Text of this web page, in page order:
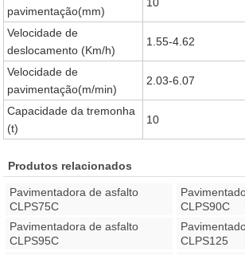
pavimentação(mm)
Velocidade de
deslocamento (Km/h)
1.55-4.62
Velocidade de
pavimentação(m/min)
2.03-6.07
Capacidade da tremonha
(t)
10
Produtos relacionados
Pavimentadora de asfalto
CLPS75C
CLPS90C
Pavimentadora de asfalto
CLPS95C
CLPS125